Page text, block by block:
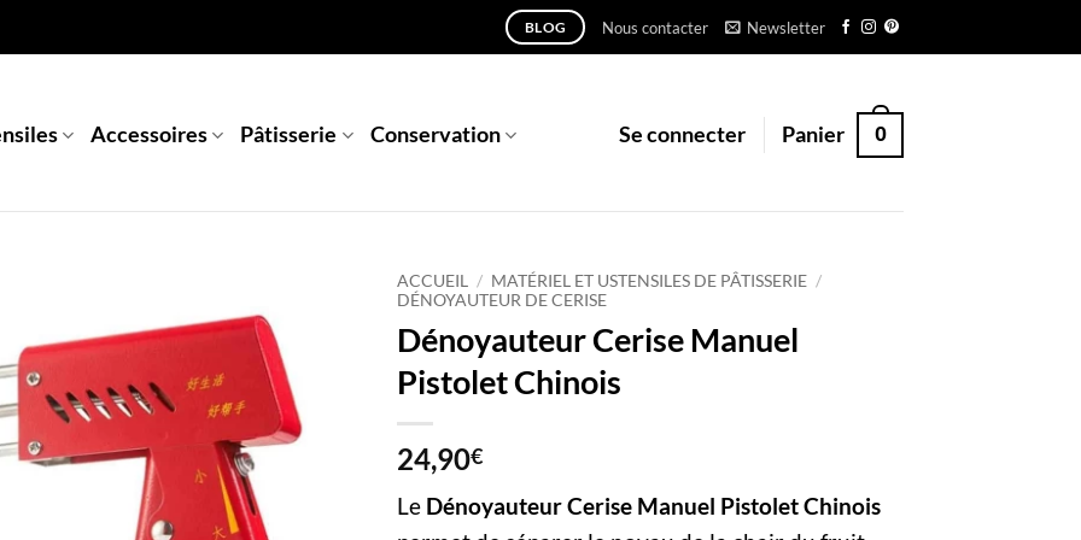
BLOG Nous contacter Newsletter
Accessoires Pâtisserie Conservation Se connecter Panier 0
ACCUEIL / MATÉRIEL ET USTENSILES DE PÂTISSERIE /
DÉNOYAUTEUR DE CERISE
Dénoyauteur Cerise Manuel
Pistolet Chinois
24,90€
Le Dénoyauteur Cerise Manuel Pistolet Chinois